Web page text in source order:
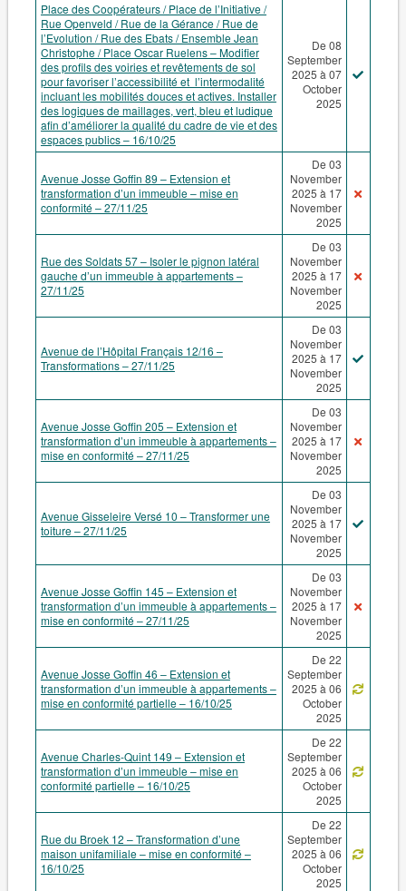
Place des Coopérateurs / Place de l’Initiative /
Rue Openveld / Rue de la Gérance / Rue de
l’Evolution / Rue des Ebats / Ensemble Jean
Christophe / Place Oscar Ruelens – Modifier
des profils des voiries et revêtements de sol
pour favoriser l’accessibilité et l’intermodalité
incluant les mobilités douces et actives. Installer
des logiques de maillages, vert, bleu et ludique
afin d’améliorer la qualité du cadre de vie et des
espaces publics – 16/10/25
De 08
September
2025 à 07
October
2025
Avenue Josse Goffin 89 – Extension et
transformation d’un immeuble – mise en
conformité – 27/11/25
De 03
November
2025 à 17
November
2025
Rue des Soldats 57 – Isoler le pignon latéral
gauche d’un immeuble à appartements –
27/11/25
De 03
November
2025 à 17
November
2025
Avenue de l’Hôpital Français 12/16 –
Transformations – 27/11/25
De 03
November
2025 à 17
November
2025
Avenue Josse Goffin 205 – Extension et
transformation d’un immeuble à appartements –
mise en conformité – 27/11/25
De 03
November
2025 à 17
November
2025
Avenue Gisseleire Versé 10 – Transformer une
toiture – 27/11/25
De 03
November
2025 à 17
November
2025
Avenue Josse Goffin 145 – Extension et
transformation d’un immeuble à appartements –
mise en conformité – 27/11/25
De 03
November
2025 à 17
November
2025
Avenue Josse Goffin 46 – Extension et
transformation d’un immeuble à appartements –
mise en conformité partielle – 16/10/25
De 22
September
2025 à 06
October
2025
Avenue Charles-Quint 149 – Extension et
transformation d’un immeuble – mise en
conformité partielle – 16/10/25
De 22
September
2025 à 06
October
2025
Rue du Broek 12 – Transformation d’une
maison unifamiliale – mise en conformité –
16/10/25
De 22
September
2025 à 06
October
2025